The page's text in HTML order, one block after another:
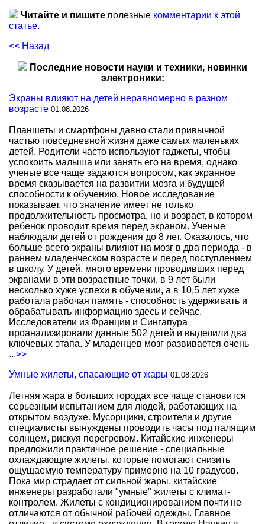
Читайте и пишите полезные комментарии к этой
статье.
<< Назад
Последние новости науки и техники, новинки
электроники:
Экраны влияют на детей неравномерно в разном
возрасте 01.08.2026
Планшеты и смартфоны давно стали привычной
частью повседневной жизни даже самых маленьких
детей. Родители часто используют гаджеты, чтобы
успокоить малыша или занять его на время, однако
ученые все чаще задаются вопросом, как экранное
время сказывается на развитии мозга и будущей
способности к обучению. Новое исследование
показывает, что значение имеет не только
продолжительность просмотра, но и возраст, в котором
ребенок проводит время перед экраном. Ученые
наблюдали детей от рождения до 8 лет. Оказалось, что
больше всего экраны влияют на мозг в два периода - в
раннем младенческом возрасте и перед поступлением
в школу. У детей, много времени проводивших перед
экранами в эти возрастные точки, в 9 лет были
несколько хуже успехи в обучении, а в 10,5 лет хуже
работала рабочая память - способность удерживать и
обрабатывать информацию здесь и сейчас.
Исследователи из Франции и Сингапура
проанализировали данные 502 детей и выделили два
ключевых этапа. У младенцев мозг развивается очень
...>>
Умные жилеты, спасающие от жары 01.08.2026
Летняя жара в больших городах все чаще становится
серьезным испытанием для людей, работающих на
открытом воздухе. Мусорщики, строители и другие
специалисты вынуждены проводить часы под палящим
солнцем, рискуя перегревом. Китайские инженеры
предложили практичное решение - специальные
охлаждающие жилеты, которые помогают снизить
ощущаемую температуру примерно на 10 градусов.
Пока мир страдает от сильной жары, китайские
инженеры разработали "умные" жилеты с климат-
контролем. Жилеты с кондиционированием почти не
отличаются от обычной рабочей одежды. Главное